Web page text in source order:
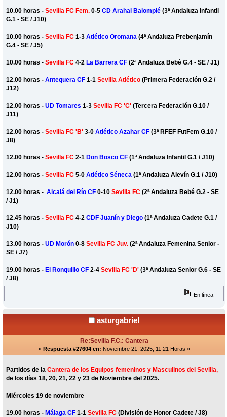
10.00 horas -Sevilla FC Fem.0-5CD Arahal Balompié (3ª Andaluza Infantil
G.1 - SE / J10)
10.00 horas - Sevilla FC 1-3Atlético Oromana (4ª Andaluza Prebenjamín
G.4 - SE / J5)
10.00 horas -Sevilla FC4-2 La Barrera CF (2ª Andaluza Bebé G.4 - SE / J1)
12.00 horas -Antequera CF 1-1Sevilla Atlético (Primera Federación G.2 /
J12)
12.00 horas -UD Tomares1-3Sevilla FC 'C' (Tercera Federación G.10 /
J11)
12.00 horas -Sevilla FC 'B' 3-0Atlético Azahar CF (3ª RFEF FutFem G.10 /
J8)
12.00 horas - Sevilla FC 2-1 Don Bosco CF(1ª Andaluza Infantil G.1 / J10)
12.00 horas -Sevilla FC 5-0Atlético Séneca (1ª Andaluza Alevín G.1 / J10)
12.00 horas -Alcalá del Río CF0-10Sevilla FC(2ª Andaluza Bebé G.2 - SE
/ J1)
12.45 horas -Sevilla FC4-2CDF Juanín y Diego (1ª Andaluza Cadete G.1 /
J10)
13.00 horas -UD Morón 0-8Sevilla FC Juv. (2ª Andaluza Femenina Senior -
SE / J7)
19.00 horas - El Ronquillo CF2-4Sevilla FC 'D' (3ª Andaluza Senior G.6 - SE
/ J8)
En línea
asturgabriel
Re:Sevilla F.C.: Cantera
« Respuesta #27604 en: Noviembre 21, 2025, 11:21 Horas »
Partidos de laCantera de los Equipos femeninos y Masculinos del Sevilla,
de los días 18, 20, 21, 22 y 23 de Noviembre del 2025.
Miércoles 19 de noviembre
19.00 horas -Málaga CF1-1Sevilla FC (División de Honor Cadete / J8)